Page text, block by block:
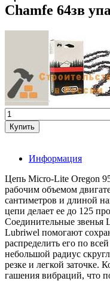
Chamfe 64зв
Информация
Цепь Micro-Lite Oregon
рабочим объемом
сантиметров и длиной
цепи делает ее до 125
Соединительные звенья
Lubriwel помогают
распределить его по
небольшой радиус
резке и легкой заточке.
гашения вибраций, что